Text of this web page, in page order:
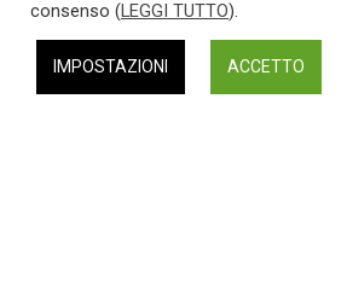
consenso (LEGGI TUTTO).
IMPOSTAZIONI ACCETTO